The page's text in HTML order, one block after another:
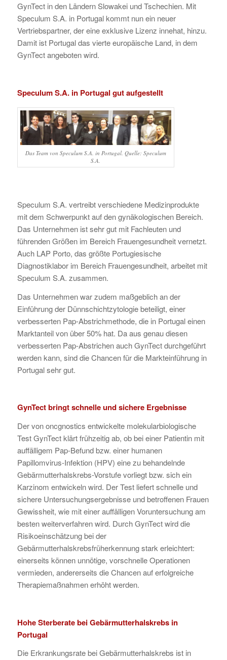
GynTect in den Ländern Slowakei und Tschechien. Mit
Speculum S.A. in Portugal kommt nun ein neuer
Vertriebspartner, der eine exklusive Lizenz innehat, hinzu.
Damit ist Portugal das vierte europäische Land, in dem
GynTect angeboten wird.
Speculum S.A. in Portugal gut aufgestellt
Das Team von Speculum S.A. in Portugal. Quelle: Speculum
S.A.
Speculum S.A. vertreibt verschiedene Medizinprodukte
mit dem Schwerpunkt auf den gynäkologischen Bereich.
Das Unternehmen ist sehr gut mit Fachleuten und
führenden Größen im Bereich Frauengesundheit vernetzt.
Auch LAP Porto, das größte Portugiesische
Diagnostiklabor im Bereich Frauengesundheit, arbeitet mit
Speculum S.A. zusammen.
Das Unternehmen war zudem maßgeblich an der
Einführung der Dünnschichtzytologie beteiligt, einer
verbesserten Pap-Abstrichmethode, die in Portugal einen
Marktanteil von über 50% hat. Da aus genau diesen
verbesserten Pap-Abstrichen auch GynTect durchgeführt
werden kann, sind die Chancen für die Markteinführung in
Portugal sehr gut.
GynTect bringt schnelle und sichere Ergebnisse
Der von oncgnostics entwickelte molekularbiologische
Test GynTect klärt frühzeitig ab, ob bei einer Patientin mit
auffälligem Pap-Befund bzw. einer humanen
Papillomvirus-Infektion (HPV) eine zu behandelnde
Gebärmutterhalskrebs-Vorstufe vorliegt bzw. sich ein
Karzinom entwickeln wird. Der Test liefert schnelle und
sichere Untersuchungsergebnisse und betroffenen Frauen
Gewissheit, wie mit einer auffälligen Voruntersuchung am
besten weiterverfahren wird. Durch GynTect wird die
Risikoeinschätzung bei der
Gebärmutterhalskrebsfrüherkennung stark erleichtert:
einerseits können unnötige, vorschnelle Operationen
vermieden, andererseits die Chancen auf erfolgreiche
Therapiemaßnahmen erhöht werden.
Hohe Sterberate bei Gebärmutterhalskrebs in
Portugal
Die Erkrankungsrate bei Gebärmutterhalskrebs ist in